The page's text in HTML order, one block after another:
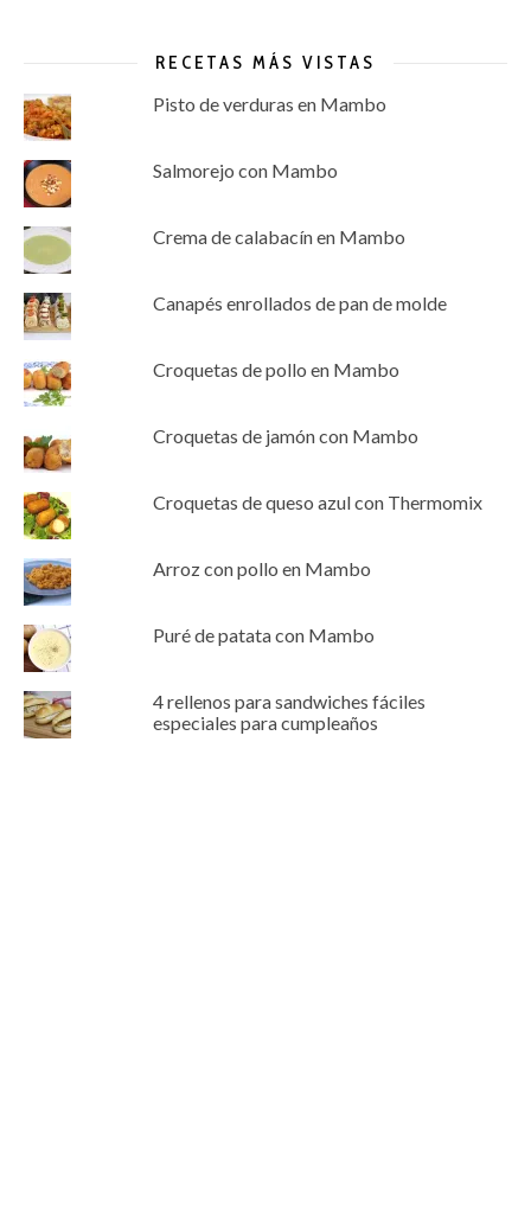
RECETAS MÁS VISTAS
Pisto de verduras en Mambo
Salmorejo con Mambo
Crema de calabacín en Mambo
Canapés enrollados de pan de molde
Croquetas de pollo en Mambo
Croquetas de jamón con Mambo
Croquetas de queso azul con Thermomix
Arroz con pollo en Mambo
Puré de patata con Mambo
4 rellenos para sandwiches fáciles
especiales para cumpleaños